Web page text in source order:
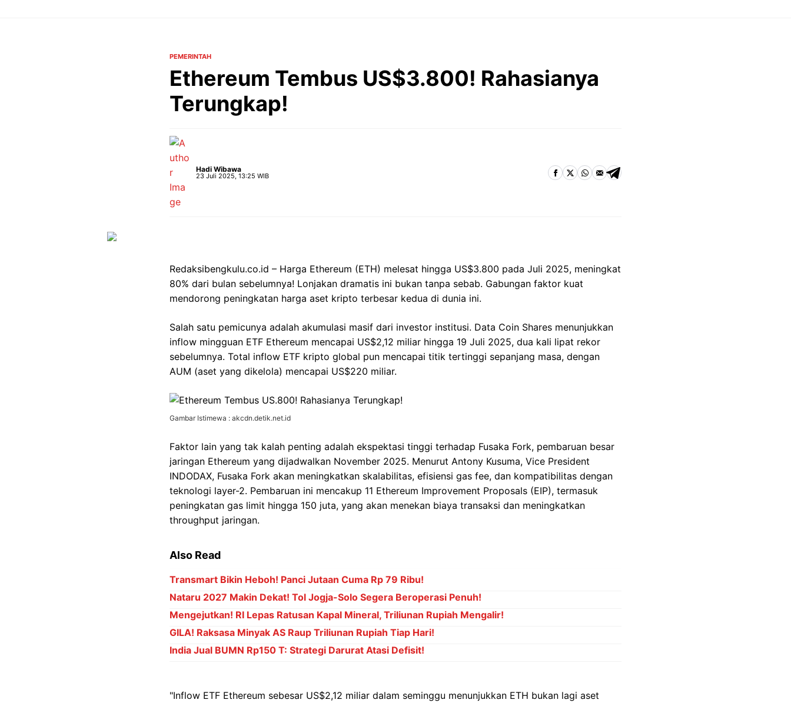
PEMERINTAH
Ethereum Tembus US$3.800! Rahasianya
Terungkap!
Hadi Wibawa
23 Juli 2025, 13:25 WIB
Redaksibengkulu.co.id – Harga Ethereum (ETH) melesat hingga US$3.800 pada Juli 2025, meningkat
80% dari bulan sebelumnya! Lonjakan dramatis ini bukan tanpa sebab. Gabungan faktor kuat
mendorong peningkatan harga aset kripto terbesar kedua di dunia ini.
Salah satu pemicunya adalah akumulasi masif dari investor institusi. Data Coin Shares menunjukkan
inflow mingguan ETF Ethereum mencapai US$2,12 miliar hingga 19 Juli 2025, dua kali lipat rekor
sebelumnya. Total inflow ETF kripto global pun mencapai titik tertinggi sepanjang masa, dengan
AUM (aset yang dikelola) mencapai US$220 miliar.
Gambar Istimewa : akcdn.detik.net.id
Faktor lain yang tak kalah penting adalah ekspektasi tinggi terhadap Fusaka Fork, pembaruan besar
jaringan Ethereum yang dijadwalkan November 2025. Menurut Antony Kusuma, Vice President
INDODAX, Fusaka Fork akan meningkatkan skalabilitas, efisiensi gas fee, dan kompatibilitas dengan
teknologi layer-2. Pembaruan ini mencakup 11 Ethereum Improvement Proposals (EIP), termasuk
peningkatan gas limit hingga 150 juta, yang akan menekan biaya transaksi dan meningkatkan
throughput jaringan.
Also Read
Transmart Bikin Heboh! Panci Jutaan Cuma Rp 79 Ribu!
Nataru 2027 Makin Dekat! Tol Jogja-Solo Segera Beroperasi Penuh!
Mengejutkan! RI Lepas Ratusan Kapal Mineral, Triliunan Rupiah Mengalir!
GILA! Raksasa Minyak AS Raup Triliunan Rupiah Tiap Hari!
India Jual BUMN Rp150 T: Strategi Darurat Atasi Defisit!
"Inflow ETF Ethereum sebesar US$2,12 miliar dalam seminggu menunjukkan ETH bukan lagi aset